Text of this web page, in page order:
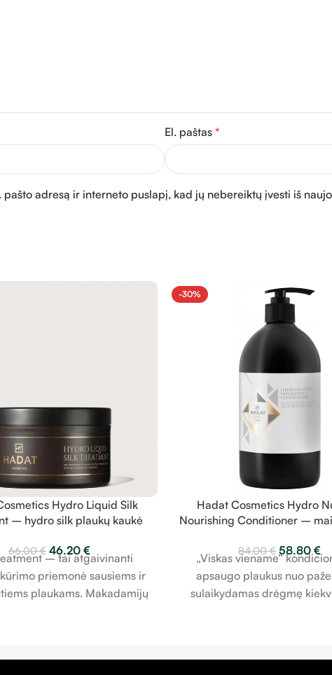
El. paštas *
adresą ir interneto puslapį, kad jų nebereiktų įvesti iš
Hydro Liquid Silk
– hydro silk plaukų kaukė
66.00€ 46.20€
– ​​tai atgaivinanti
priemonė sausiems ir
plaukams. Makadamijų
kad pagerintų elastingumą
-30%
Hadat Cosmetics Hydro
Nourishing Conditioner –
84.00€ 58.80€
„Viskas viename“
apsaugo plaukus nuo
sulaikydamas drėgmę